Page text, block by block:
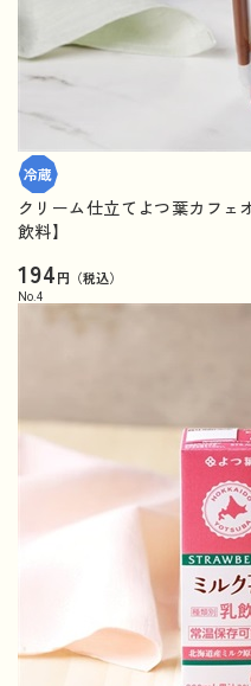
クリーム仕立てよつ葉カフ
飲料】
194円（税込）
No. 4